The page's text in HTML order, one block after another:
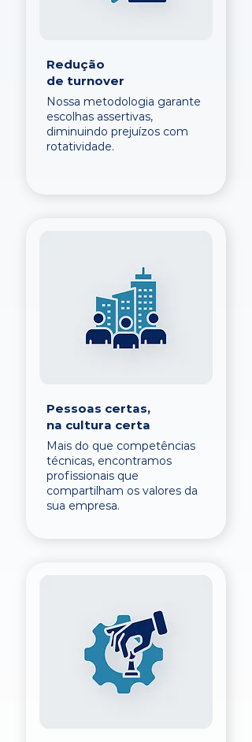
Redução
de turnover
Nossa metodologia garante
escolhas assertivas,
diminuindo prejuízos com
rotatividade.
Pessoas certas,
na cultura certa
Mais do que competências
técnicas, encontramos
profissionais que
compartilham os valores da
sua empresa.